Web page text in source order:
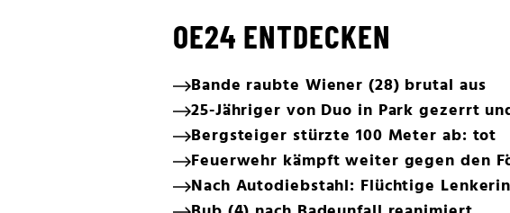
OE24 ENTDECKEN
Bande raubte Wiener (28) brutal aus
25-Jähriger von Duo in Park gezerrt
Bergsteiger stürzte 100 Meter ab: tot
Feuerwehr kämpft weiter gegen den
Nach Autodiebstahl: Flüchtige